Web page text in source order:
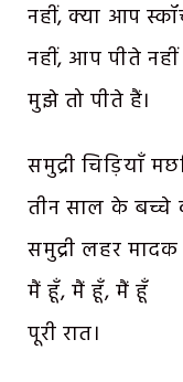
नहीं, क्या आप
नहीं, आप पीते
मुझे तो पीते हैं।
समुद्री चिड़ियाँ
तीन साल के बच्चे
समुद्री लहर
मैं हूँ, मैं हूँ, मैं हूँ
पूरी रात।